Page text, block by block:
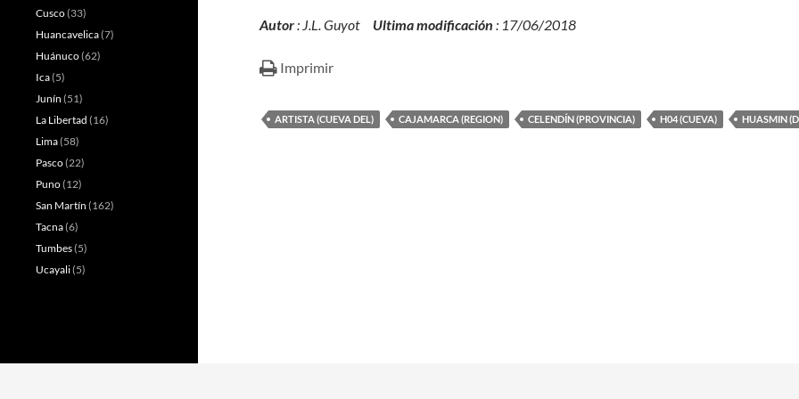
Autor: J.L. Guyot Ultima modificación : 17/06/2018
Imprimir
ARTISTA (CUEVA DEL) CAJAMARCA (REGION) CELENDÍN (PROVINCIA) H04 (CUEVA) HUASMIN
Cusco(33)
Huancavelica(7)
Huánuco(62)
Ica(5)
Junín (51)
La Libertad (16)
Lima(58)
Pasco(22)
Puno(12)
San Martín (162)
Tacna(6)
Tumbes(5)
Ucayali(5)